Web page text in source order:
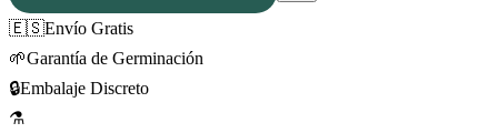
🇪🇸Envío Gratis
🌱Garantía de Germinación
🔒Embalaje Discreto
⚗